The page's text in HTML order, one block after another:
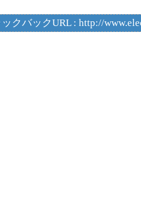
ックバックURL : http://